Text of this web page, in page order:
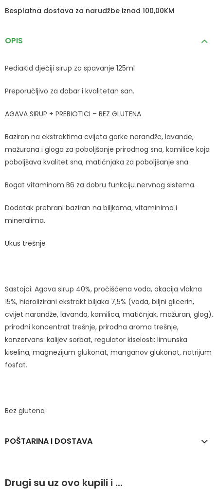
Besplatna dostava za narudžbe iznad 100,00KM
OPIS
PediaKid dječiji sirup za spavanje 125ml
Preporučljivo za dobar i kvalitetan san.
AGAVA SIRUP + PREBIOTICI – BEZ GLUTENA
Baziran na ekstraktima cvijeta gorke narandže, lavande,
mažurana i gloga za poboljšanje prirodnog sna, kamilice koja
poboljšava kvalitet sna, matičnjaka za poboljšanje sna.
Bogat vitaminom B6 za dobru funkciju nervnog sistema.
Dodatak prehrani baziran na biljkama, vitaminima i
mineralima.
Ukus trešnje
Sastojci: Agava sirup 40%, pročišćena voda, akacija vlakna
15%, hidrolizirani ekstrakt biljaka 7,5% (voda, biljni glicerin,
cvijet narandže, lavanda, kamilica, matičnjak, mažuran, glog),
prirodni koncentrat trešnje, prirodna aroma trešnje,
konzervans: kalijev sorbat, regulator kiselosti: limunska
kiselina, magnezijum glukonat, manganov glukonat, natrijum
fosfat.
Bez glutena
POŠTARINA I DOSTAVA
Drugi su uz ovo kupili i ...